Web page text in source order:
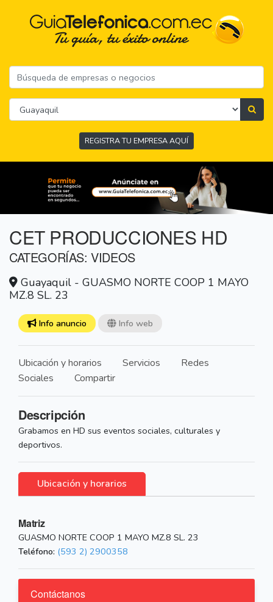
REGISTRA TU EMPRESA AQUÍ
CET PRODUCCIONES HD
CATEGORÍAS: VIDEOS
Guayaquil - GUASMO NORTE COOP 1 MAYO
MZ.8 SL. 23
Info anuncio Info web
Ubicación y horarios Servicios
Redes
Sociales
Compartir
Descripción
Grabamos en HD sus eventos sociales, culturales y
deportivos.
Ubicación y horarios
Matriz
GUASMO NORTE COOP 1 MAYO MZ.8 SL. 23
Teléfono: (593 2) 2900358
Contáctanos